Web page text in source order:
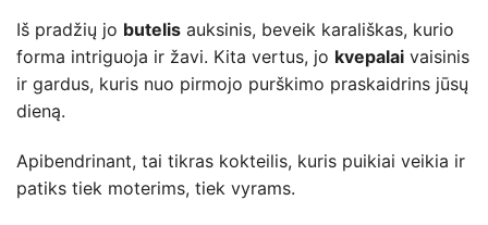
Iš pradžių jo butelis auksinis, beveik karališkas, kurio
forma intriguoja ir žavi. Kita vertus, jo kvepalai vaisinis
ir gardus, kuris nuo pirmojo purškimo praskaidrins jūsų
dieną.
Apibendrinant, tai tikras kokteilis, kuris puikiai veikia ir
patiks tiek moterims, tiek vyrams.